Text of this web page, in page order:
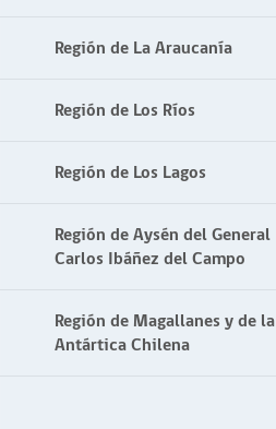
Región de La Araucanía
Región de Los Ríos
Región de Los Lagos
Región de Aysén del General
Carlos Ibáñez del Campo
Región de Magallanes y de la
Antártica Chilena